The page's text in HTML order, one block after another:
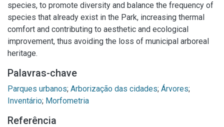
species, to promote diversity and balance the frequency of
species that already exist in the Park, increasing thermal
comfort and contributing to aesthetic and ecological
improvement, thus avoiding the loss of municipal arboreal
heritage.
Palavras-chave
Parques urbanos; Arborização das cidades; Árvores;
Inventário; Morfometria
Referência